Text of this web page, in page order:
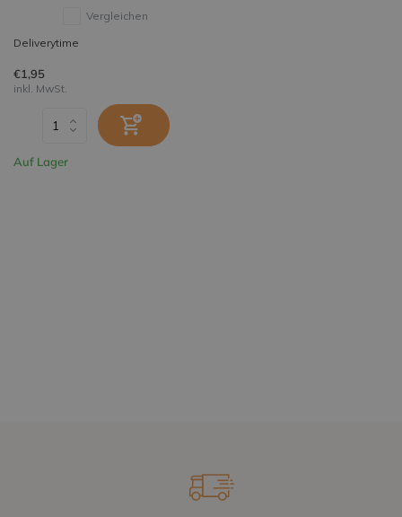
Vergleichen
Deliverytime
€1,95
inkl. MwSt.
Auf Lager